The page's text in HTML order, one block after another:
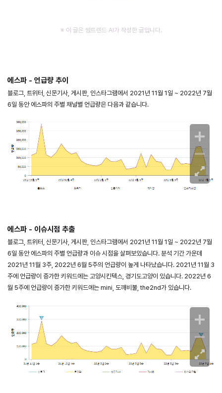
※ 이 글은 썸트렌드 AI가 작성한 글입니다.
에스파 - 언급량 추이
블로그, 트위터, 신문기사, 게시판, 인스타그램에서 2021년 11월 1일 ~ 2022년 7월
6일 동안 에스파의 주별 채널별 언급량은 다음과 같습니다.
에스파 - 이슈시점 추출
블로그, 트위터, 신문기사, 게시판, 인스타그램에서 2021년 11월 1일 ~ 2022년 7월
6일 동안 에스파의 주별 언급량과 이슈 시점을 살펴보았습니다. 분석 기간 가운데
2021년 11월 3주, 2022년 6월 5주의 언급량이 높게 나타났습니다. 2021년 11월 3
주에 언급량이 증가한 키워드에는 고양시킨텍스, 경기도고양이 있습니다. 2022년 6
월 5주에 언급량이 증가한 키워드에는 mini, 도깨비불, the2nd가 있습니다.